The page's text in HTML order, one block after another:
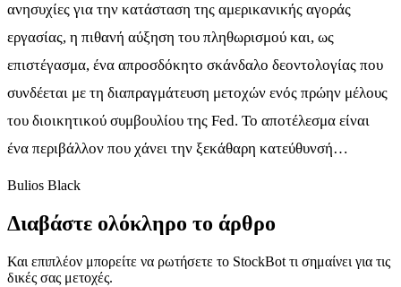
ανησυχίες για την κατάσταση της αμερικανικής αγοράς
εργασίας, η πιθανή αύξηση του πληθωρισμού και, ως
επιστέγασμα, ένα απροσδόκητο σκάνδαλο δεοντολογίας που
συνδέεται με τη διαπραγμάτευση μετοχών ενός πρώην μέλους
του διοικητικού συμβουλίου της Fed. Το αποτέλεσμα είναι
ένα περιβάλλον που χάνει την ξεκάθαρη κατεύθυνσή…
Bulios Black
Διαβάστε ολόκληρο το άρθρο
Και επιπλέον μπορείτε να ρωτήσετε το StockBot τι σημαίνει για τις
δικές σας μετοχές.